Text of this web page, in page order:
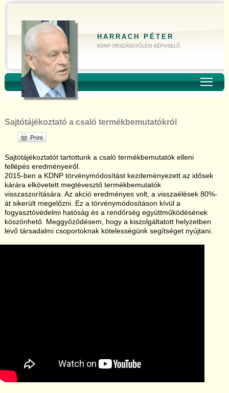
HARRACH PÉTER
KDNP ORSZÁGGYŰLÉSI KÉPVISELŐ
Sajtótájékoztató a csaló termékbemutatókról
Sajtótájékoztatót tartottunk a csaló termékbemutatók elleni
fellépés eredményeiről.
2015-ben a KDNP törvénymódosítást kezdeményezett az idősek
kárára elkövetett megtévesztő termékbemutatók
visszaszorítására. Az akció eredményes volt, a visszaélések 80%-
át sikerült megelőzni. Ez a törvénymódosításon kívül a
fogyasztóvédelmi hatóság és a rendőrség együttműködésének
köszönhető. Meggyőződésem, hogy a kiszolgáltatott helyzetben
levő társadalmi csoportoknak kötelességünk segítséget nyújtani.